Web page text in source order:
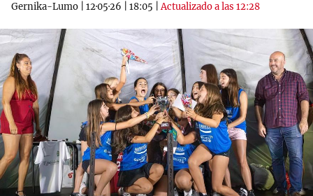
Gernika-Lumo 12·05·26 18:05 |Actualizado a las 12:28